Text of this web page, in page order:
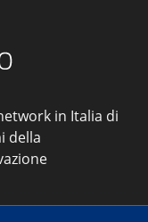
in Italia di
della